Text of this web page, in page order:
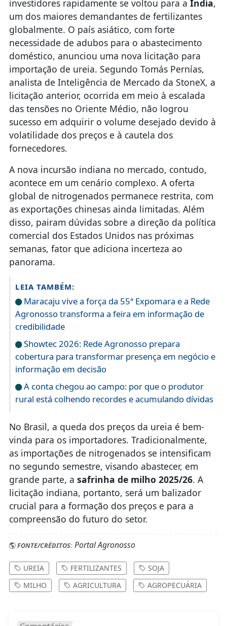
investidores rapidamente se voltou para a Índia,
um dos maiores demandantes de fertilizantes
globalmente. O país asiático, com forte
necessidade de adubos para o abastecimento
doméstico, anunciou uma nova licitação para
importação de ureia. Segundo Tomás Pernías,
analista de Inteligência de Mercado da StoneX, a
licitação anterior, ocorrida em meio à escalada
das tensões no Oriente Médio, não logrou
sucesso em adquirir o volume desejado devido à
volatilidade dos preços e à cautela dos
fornecedores.
A nova incursão indiana no mercado, contudo,
acontece em um cenário complexo. A oferta
global de nitrogenados permanece restrita, com
as exportações chinesas ainda limitadas. Além
disso, pairam dúvidas sobre a direção da política
comercial dos Estados Unidos nas próximas
semanas, fator que adiciona incerteza ao
panorama.
LEIA TAMBÉM:
Maracaju vive a força da 55ª Expomara e a Rede
Agronosso transforma a feira em informação de
credibilidade
Showtec 2026: Rede Agronosso prepara
cobertura para transformar presença em negócio e
informação em decisão
A conta chegou ao campo: por que o produtor
rural está colhendo recordes e acumulando dívidas
No Brasil, a queda dos preços da ureia é bem-
vinda para os importadores. Tradicionalmente,
as importações de nitrogenados se intensificam
no segundo semestre, visando abastecer, em
grande parte, a safrinha de milho 2025/26. A
licitação indiana, portanto, será um balizador
crucial para a formação dos preços e para a
compreensão do futuro do setor.
FONTE/CRÉDITOS:Portal Agronosso
UREIA FERTILIZANTES
SOJA
MILHO
AGRICULTURA AGROPECUÁRIA